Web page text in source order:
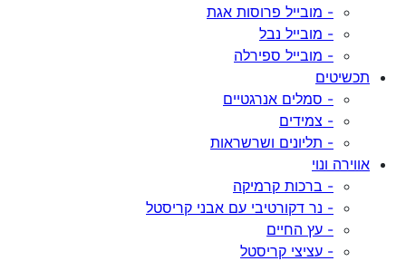
- מובייל פרוסות אגת
- מובייל נבל
- מובייל ספירלה
תכשיטים
- סמלים אנרגטיים
- צמידים
- תליונים ושרשראות
אווירה ונוי
- ברכות קרמיקה
- נר דקורטיבי עם אבני קריסטל
- עץ החיים
- עציצי קריסטל